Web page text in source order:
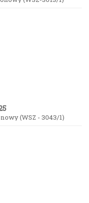
(WSZ - 3043/1)